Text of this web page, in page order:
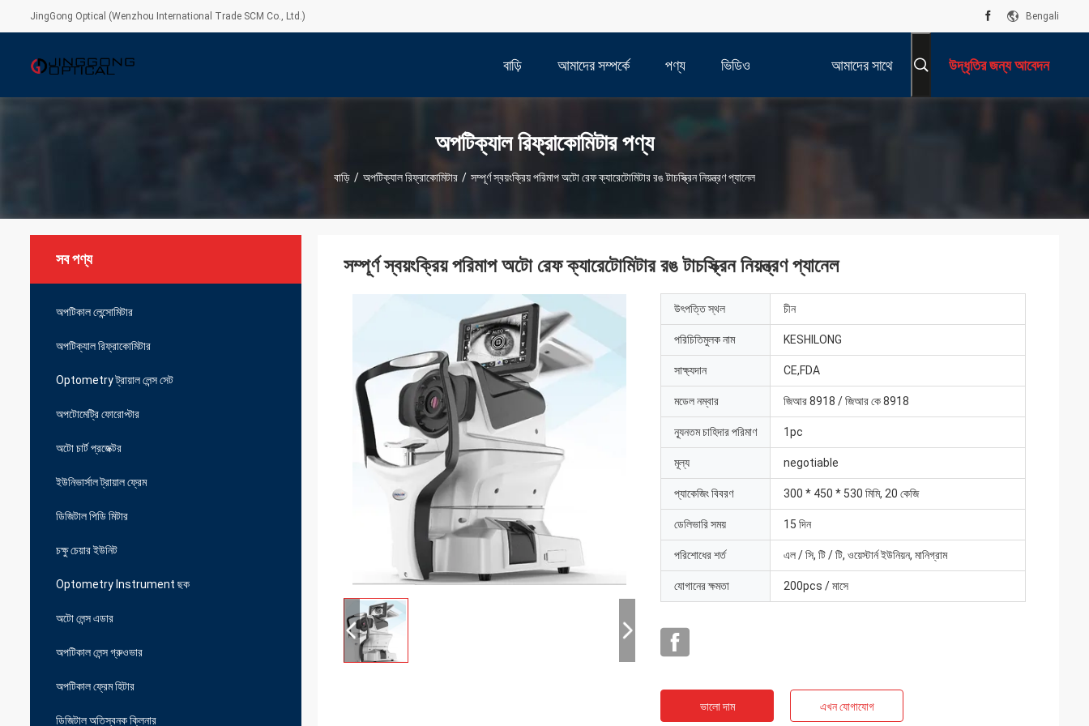
JingGong Optical (Wenzhou International Trade SCM Co., Ltd.) Bengali
বাড়ি আমাদের সম্পর্কে পণ্য ভিডিও আমাদের সাথে উদ্ধৃতির জন্য আবেদন
অপটিক্যাল রিফ্রাকোমিটার পণ্য
বাড়ি / অপটিক্যাল রিফ্রাকোমিটার / সম্পূর্ণ স্বয়ংক্রিয় পরিমাপ অটো রেফ ক্যারেটোমিটার রঙ টাচস্ক্রিন নিয়ন্ত্রণ প্যানেল
সব পণ্য
অপটিকাল লেন্সোমিটার
অপটিক্যাল রিফ্রাকোমিটার
Optometry ট্রায়াল লেন্স সেট
অপটোমেট্রি ফোরোপ্টার
অটো চার্ট প্রজেক্টর
ইউনিভার্সাল ট্রায়াল ফ্রেম
ডিজিটাল পিডি মিটার
চক্ষু চেয়ার ইউনিট
Optometry Instrument ছক
অটো লেন্স এডার
অপটিকাল লেন্স গ্রুওভার
অপটিকাল ফ্রেম হিটার
ডিজিটাল অতিস্বনক ক্লিনার
সম্পূর্ণ স্বয়ংক্রিয় পরিমাপ অটো রেফ ক্যারেটোমিটার রঙ টাচস্ক্রিন নিয়ন্ত্রণ প্যানেল
উৎপত্তি স্থল চীন
পরিচিতিমুলক নাম KESHILONG
সাক্ষ্যদান CE,FDA
মডেল নম্বার জিআর 8918 / জিআর কে 8918
ন্যূনতম চাহিদার পরিমাণ 1pc
মূল্য negotiable
প্যাকেজিং বিবরণ 300 * 450 * 530 মিমি, 20 কেজি
ডেলিভারি সময় 15 দিন
পরিশোধের শর্ত এল / সি, টি / টি, ওয়েস্টার্ন ইউনিয়ন, মানিগ্রাম
যোগানের ক্ষমতা 200pcs / মাসে
ভালো দাম এখন যোগাযোগ